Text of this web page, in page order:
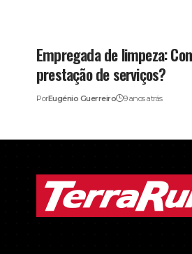
Empregada de limpeza:
prestação de serviços?
PorEugénio Guerreiro 9 anos atrás